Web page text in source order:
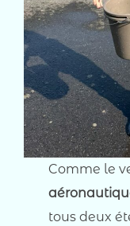
Comme le
tous deux